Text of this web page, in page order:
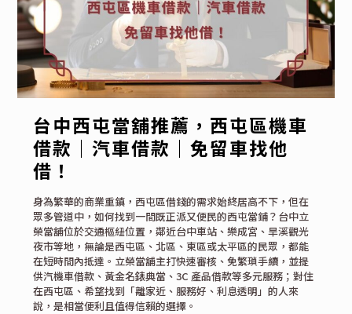
台中西屯當舖推薦，西屯區機車
借款｜汽車借款｜免留車找他
借！
身為繁華的商業重鎮，西屯區借錢的需求始終居高不下，但在
眾多管道中，如何找到一間既正派又便民的西屯當鋪？台中立
榮當舖位於交通樞紐位置，鄰近台中車站、樂成宮、旱溪觀光
夜市等地，無論是西屯區、北區、東區或太平區的民眾，都能
在短時間內抵達。立榮當舖主打快速審核、免繁瑣手續，並提
供汽機車借款、黃金名錶典當、3C 產品借款等多元服務；對住
在西屯區、希望找到「離家近、服務好、利息透明」的人來
說，是相當便利且值得信賴的選擇。